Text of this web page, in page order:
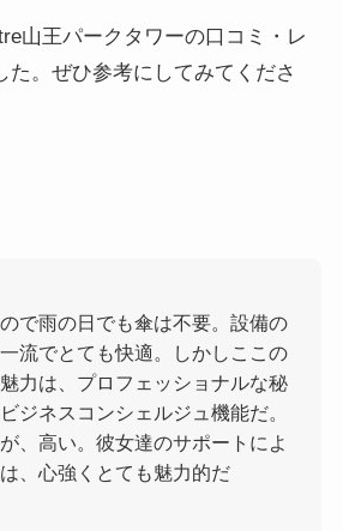
山王パークタワーの口コミ・レ
た。ぜひ参考にしてみてくださ
で雨の日でも傘は不要。設備の
流でとても快適。しかしここの
力は、プロフェッショナルな秘
ジネスコンシェルジュ機能だ。
、高い。彼女達のサポートによ
、心強くとても魅力的だ